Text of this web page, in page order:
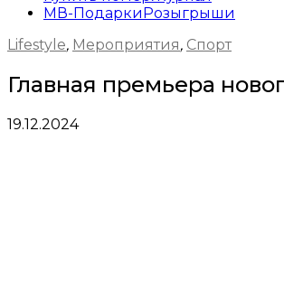
МВ-Подарки Розыгрыши
Lifestyle, Мероприятия, Спорт
Главная премьера
19.12.2024